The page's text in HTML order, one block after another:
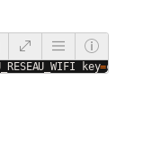
key=clear